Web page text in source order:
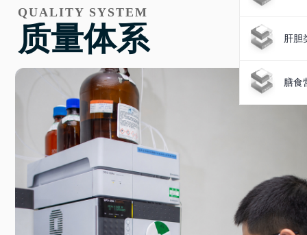
肝胆
膳食
质量体系
QUALITY SYSTEM